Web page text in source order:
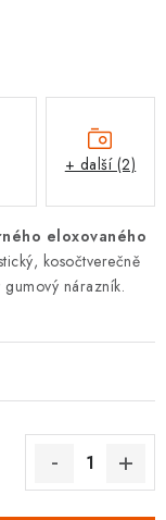
eloxovaného
kosočtverečně
nárazník.
+ další (2)